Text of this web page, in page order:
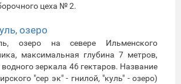
цеха № 2.
озеро
озеро на севере Ильменского
максимальная глубина 7 метров,
зеркала 46 гектаров. Название
"сер эк" - гнилой, "куль" - озеро)